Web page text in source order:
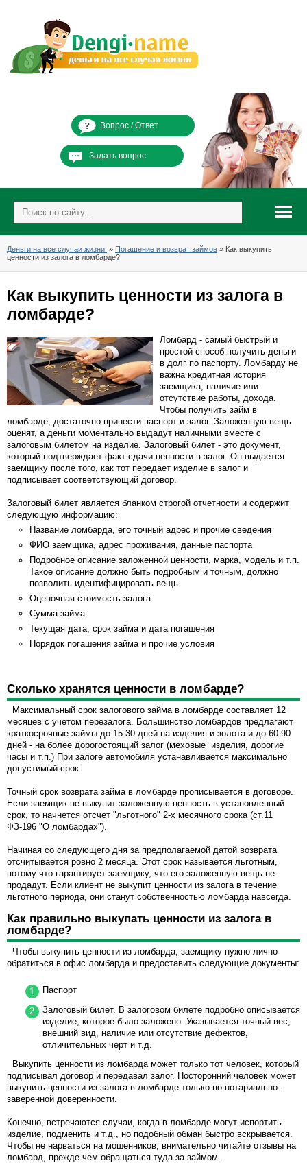
Вопрос / Ответ
Задать вопрос
Деньги на все случаи жизни. » Погашение и возврат займов » Как выкупить
ценности из залога в ломбарде?
Как выкупить ценности из залога в
ломбарде?
Ломбард - самый быстрый и
простой способ получить деньги
в долг по паспорту. Ломбарду не
важна кредитная история
заемщика, наличие или
отсутствие работы, дохода.
Чтобы получить займ в
ломбарде, достаточно принести паспорт и залог. Заложенную вещь
оценят, а деньги моментально выдадут наличными вместе с
залоговым билетом на изделие. Залоговый билет - это документ,
который подтверждает факт сдачи ценности в залог. Он выдается
заемщику после того, как тот передает изделие в залог и
подписывает соответствующий договор.
Залоговый билет является бланком строгой отчетности и содержит
следующую информацию:
Название ломбарда, его точный адрес и прочие сведения
ФИО заемщика, адрес проживания, данные паспорта
Подробное описание заложенной ценности, марка, модель и т.п.
Такое описание должно быть подробным и точным, должно
позволить идентифицировать вещь
Оценочная стоимость залога
Сумма займа
Текущая дата, срок займа и дата погашения
Порядок погашения займа и прочие условия
Сколько хранятся ценности в ломбарде?
Максимальный срок залогового займа в ломбарде составляет 12
месяцев с учетом перезалога. Большинство ломбардов предлагают
краткосрочные займы до 15-30 дней на изделия и золота и до 60-90
дней - на более дорогостоящий залог (меховые изделия, дорогие
часы и т.п.) При залоге автомобиля устанавливается максимально
допустимый срок.
Точный срок возврата займа в ломбарде прописывается в договоре.
Если заемщик не выкупит заложенную ценность в установленный
срок, то начнется отсчет "льготного" 2-х месячного срока (ст.11
ФЗ-196 "О ломбардах").
Начиная со следующего дня за предполагаемой датой возврата
отсчитывается ровно 2 месяца. Этот срок называется льготным,
потому что гарантирует заемщику, что его заложенную вещь не
продадут. Если клиент не выкупит ценности из залога в течение
льготного периода, они станут собственностью ломбарда навсегда.
Как правильно выкупать ценности из залога в
ломбарде?
Чтобы выкупить ценности из ломбарда, заемщику нужно лично
обратиться в офис ломбарда и предоставить следующие документы:
Паспорт
Залоговый билет. В залоговом билете подробно описывается
изделие, которое было заложено. Указывается точный вес,
внешний вид, наличие или отсутствие дефектов,
отличительных черт и т.д.
Выкупить ценности из ломбарда может только тот человек, который
подписывал договор и передавал залог. Посторонний человек может
выкупить ценности из залога в ломбарде только по нотариально-
заверенной доверенности.
Конечно, встречаются случаи, когда в ломбарде могут испортить
изделие, подменить и т.д., но подобный обман быстро вскрывается.
Чтобы не нарваться на мошенников, внимательно читайте отзывы на
ломбард, прежде чем обращаться туда за займом.